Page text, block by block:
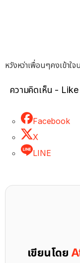
หวังหว่าเพื่อนๆคงเข้าใ
ความคิดเห็น -
Facebook
X
LINE
เขียนโดย